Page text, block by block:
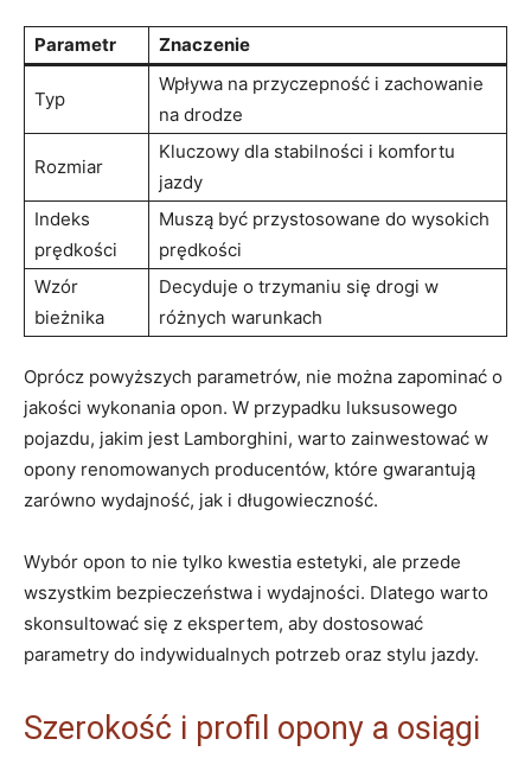
Parametr Znaczenie
Typ
Wpływa na przyczepność i zachowanie
na drodze
Rozmiar
Kluczowy dla stabilności i komfortu
jazdy
Indeks
prędkości
Muszą być przystosowane do wysokich
prędkości
Wzór
bieżnika
Decyduje o trzymaniu się drogi w
różnych warunkach
Oprócz powyższych parametrów, nie można zapominać o
jakości wykonania opon. W przypadku luksusowego
pojazdu, jakim jest Lamborghini, warto zainwestować w
opony renomowanych producentów, które gwarantują
zarówno wydajność, jak i długowieczność.
Wybór opon to nie tylko kwestia estetyki, ale przede
wszystkim bezpieczeństwa i wydajności. Dlatego warto
skonsultować się z ekspertem, aby dostosować
parametry do indywidualnych potrzeb oraz stylu jazdy.
Szerokość i profil opony a osiągi